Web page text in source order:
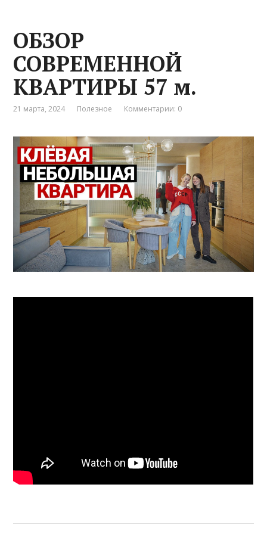
ОБЗОР
СОВРЕМЕННОЙ
КВАРТИРЫ 57 м.
21 марта, 2024 Полезное Комментарии: 0